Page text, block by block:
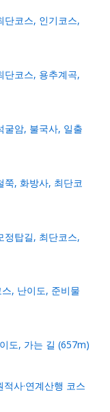
코스, 인기코스,
코스, 용추계곡,
암, 불국사, 일출
, 화방사, 최단코
탑길, 최단코스,
, 난이도, 준비물
도, 가는 길 (657m)
사·연계산행 코스